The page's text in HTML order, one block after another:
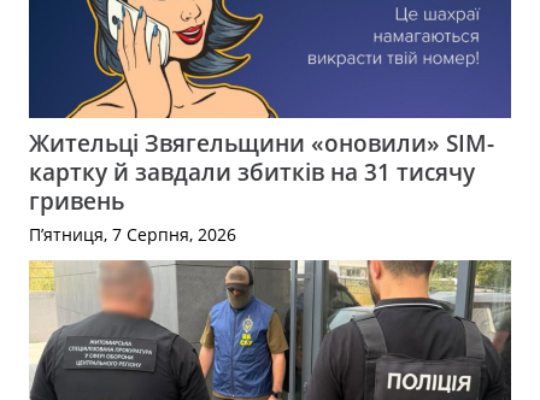
Жительці Звягельщини «оновили» SIM-
картку й завдали збитків на 31 тисячу
гривень
П’ятниця, 7 Серпня, 2026